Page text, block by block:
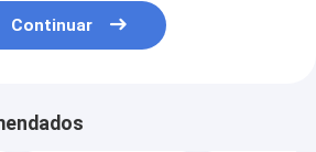
Continuar